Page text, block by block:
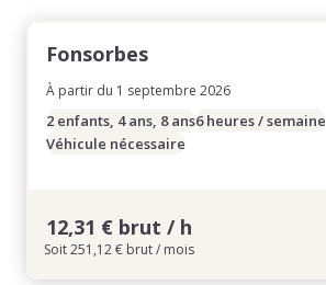
Fonsorbes
À partir du 1 septembre 2026
2 enfants, 4 ans, 8 ans6 heures / semaine
Véhicule nécessaire
12,31 € brut / h
Soit 251,12 € brut / mois